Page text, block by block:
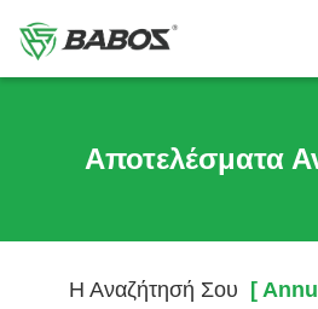
Αποτελέσματα
Η Αναζήτησή Σου [